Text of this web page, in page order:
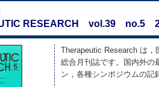
RESEARCH vol.39 no.5
Therapeutic Research は
総合月刊誌です。国内外の
ン，各種シンポジウムの記